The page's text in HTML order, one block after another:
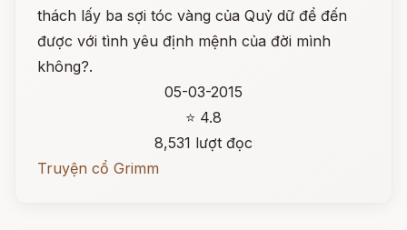
thách lấy ba sợi tóc vàng của Quỷ dữ để đến
được với tình yêu định mệnh của đời mình
không?.
05-03-2015
⭐ 4.8
8,531 lượt đọc
Truyện cổ Grimm